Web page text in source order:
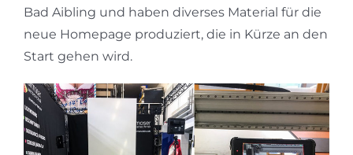
Bad Aibling und haben diverses Material für die
neue Homepage produziert, die in Kürze an den
Start gehen wird.